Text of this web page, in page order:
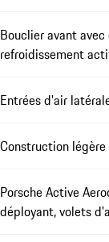
Bouclier avant
refroidissement
Entrées d'air
Construction
Porsche Active
déployant, volets